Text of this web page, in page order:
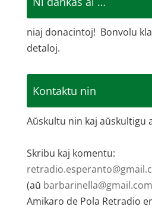
niaj donacintoj! Bonvolu
detaloj.
Kontaktu nin
Aŭskultu nin kaj aŭskultigu
Skribu kaj komentu:
(aŭ barbarinella@gmail.com
Amikaro de Pola Retradio